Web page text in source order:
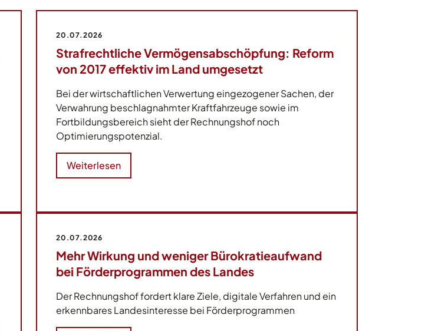
20.07.2026
Strafrechtliche Vermögensabschöpfung: Reform
von 2017 effektiv im Land umgesetzt
Bei der wirtschaftlichen Verwertung eingezogener Sachen, der
Verwahrung beschlagnahmter Kraftfahrzeuge sowie im
Fortbildungsbereich sieht der Rechnungshof noch
Optimierungspotenzial.
Weiterlesen
20.07.2026
Mehr Wirkung und weniger Bürokratieaufwand
bei Förderprogrammen des Landes
Der Rechnungshof fordert klare Ziele, digitale Verfahren und ein
erkennbares Landesinteresse bei Förderprogrammen